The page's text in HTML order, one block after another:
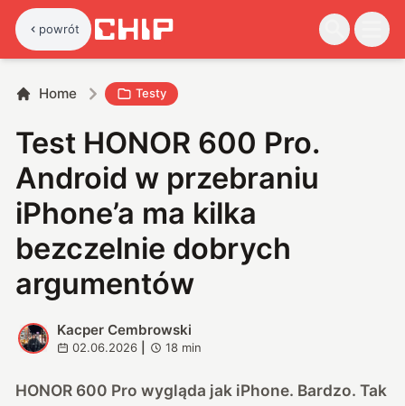
powrót
Home Testy
Test HONOR 600 Pro.
Android w przebraniu
iPhone’a ma kilka
bezczelnie dobrych
argumentów
K
Kacper Cembrowski
02.06.2026 18 min
HONOR 600 Pro wygląda jak iPhone. Bardzo. Tak